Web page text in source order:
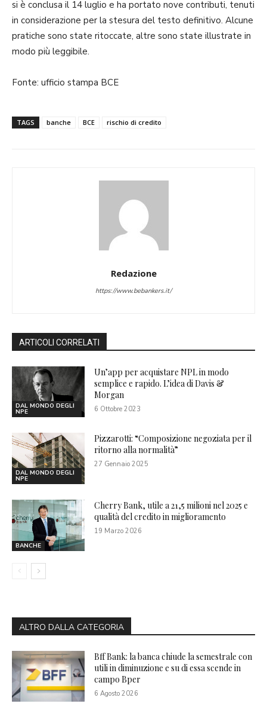
si è conclusa il 14 luglio e ha portato nove contributi, tenuti
in considerazione per la stesura del testo definitivo. Alcune
pratiche sono state ritoccate, altre sono state illustrate in
modo più leggibile.
Fonte: ufficio stampa BCE
TAGS banche BCE rischio di credito
Redazione
https://www.bebankers.it/
ARTICOLI CORRELATI
DAL MONDO DEGLI
NPE
Un’app per acquistare NPL in modo
semplice e rapido. L’idea di Davis &
Morgan
6 Ottobre 2023
DAL MONDO DEGLI
NPE
Pizzarotti: “Composizione negoziata per il
ritorno alla normalità”
27 Gennaio 2025
BANCHE
Cherry Bank, utile a 21,5 milioni nel 2025 e
qualità del credito in miglioramento
19 Marzo 2026
ALTRO DALLA CATEGORIA
Bff Bank: la banca chiude la semestrale con
utili in diminuzione e su di essa scende in
campo Bper
6 Agosto 2026